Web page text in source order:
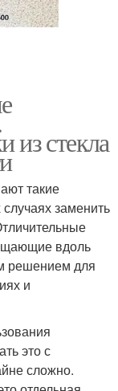
из стекла
такие
заменить
вдоль
решением для
и
это с
сложно.